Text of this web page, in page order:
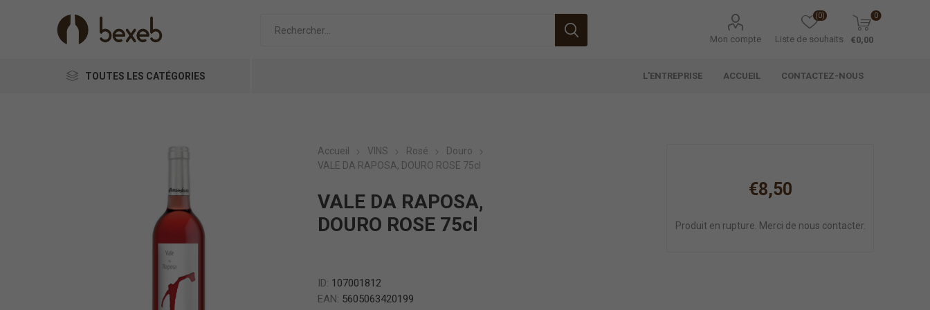
Mon compte Liste de souhaits
(0) 0
€0,00
TOUTES LES CATÉGORIES L'ENTREPRISE ACCUEIL CONTACTEZ-NOUS
Accueil VINS Rosé
Douro
VALE DA RAPOSA, DOURO ROSE 75cl
VALE DA RAPOSA,
DOURO ROSE 75cl
ID: 107001812
EAN: 5605063420199
€8,50
Produit en rupture. Merci de nous contacter.